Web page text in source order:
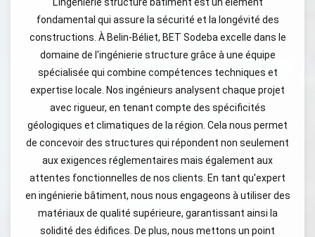
fondamental qui assure la sécurité et la longévité des
constructions. À Belin-Béliet, BET Sodeba excelle dans le
domaine de l'ingénierie structure grâce à une équipe
spécialisée qui combine compétences techniques et
expertise locale. Nos ingénieurs analysent chaque projet
avec rigueur, en tenant compte des spécificités
géologiques et climatiques de la région. Cela nous permet
de concevoir des structures qui répondent non seulement
aux exigences réglementaires mais également aux
attentes fonctionnelles de nos clients. En tant qu'expert
en ingénierie bâtiment, nous nous engageons à utiliser des
matériaux de qualité supérieure, garantissant ainsi la
solidité des édifices. De plus, nous mettons un point